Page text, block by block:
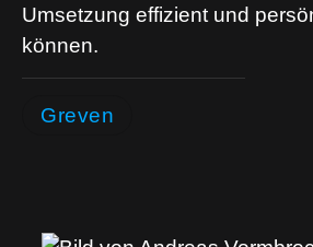
Umsetzung effizient und
können.
Greven